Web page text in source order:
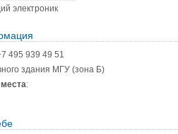
электроник
495 939 49 51
здания МГУ (зона Б)
: